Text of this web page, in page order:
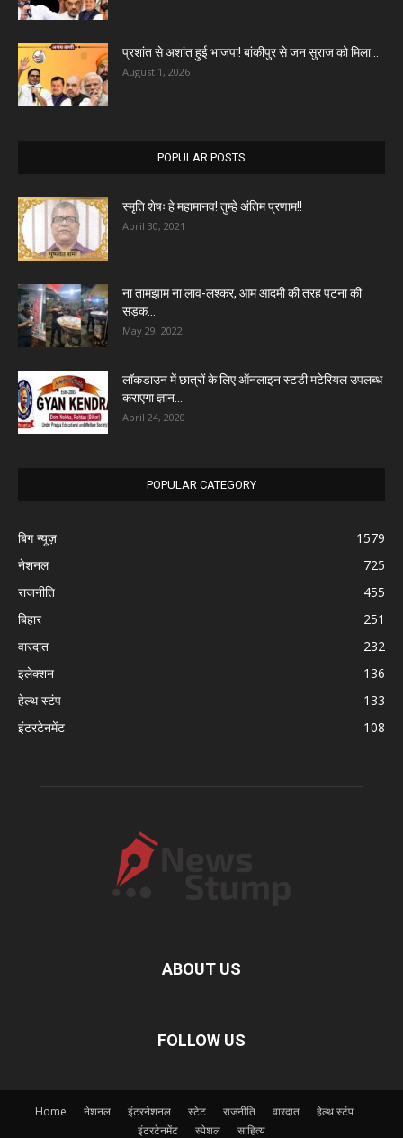
प्रशांत से अशांत हुई भाजपा! बांकीपुर से जन सुराज को मिला...
August 1, 2026
POPULAR POSTS
स्मृति शेषः हे महामानव! तुम्हे अंतिम प्रणाम!!
April 30, 2021
ना तामझाम ना लाव-लश्कर, आम आदमी की तरह पटना की
सड़क...
May 29, 2022
लॉकडाउन में छात्रों के लिए ऑनलाइन स्टडी मटेरियल उपलब्ध
कराएगा ज्ञान...
April 24, 2020
POPULAR CATEGORY
बिग न्यूज़
1579
नेशनल
725
राजनीति
455
बिहार
251
वारदात
232
इलेक्शन
136
हेल्थ स्टंप
133
इंटरटेनमेंट
108
ABOUT US
FOLLOW US
Home नेशनल इंटरनेशनल स्टेट राजनीति वारदात
हेल्थ स्टंप
इंटरटेनमेंट
स्पेशल साहित्य